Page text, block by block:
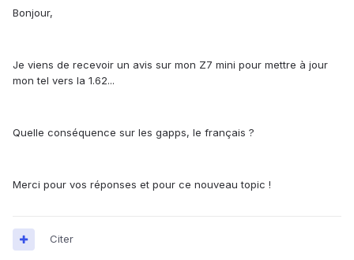
Bonjour,
Je viens de recevoir un avis sur mon Z7 mini pour mettre à jour
mon tel vers la 1.62...
Quelle conséquence sur les gapps, le français ?
Merci pour vos réponses et pour ce nouveau topic !
Citer